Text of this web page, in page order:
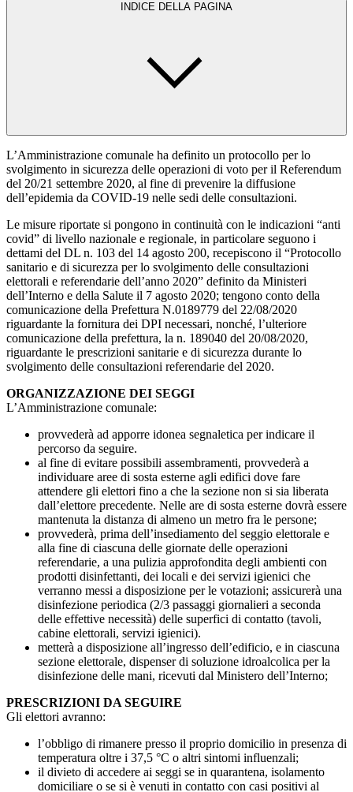
INDICE DELLA PAGINA
L’Amministrazione comunale ha definito un protocollo per lo
svolgimento in sicurezza delle operazioni di voto per il Referendum
del 20/21 settembre 2020, al fine di prevenire la diffusione
dell’epidemia da COVID-19 nelle sedi delle consultazioni.
Le misure riportate si pongono in continuità con le indicazioni “anti
covid” di livello nazionale e regionale, in particolare seguono i
dettami del DL n. 103 del 14 agosto 200, recepiscono il “Protocollo
sanitario e di sicurezza per lo svolgimento delle consultazioni
elettorali e referendarie dell’anno 2020” definito da Ministeri
dell’Interno e della Salute il 7 agosto 2020; tengono conto della
comunicazione della Prefettura N.0189779 del 22/08/2020
riguardante la fornitura dei DPI necessari, nonché, l’ulteriore
comunicazione della prefettura, la n. 189040 del 20/08/2020,
riguardante le prescrizioni sanitarie e di sicurezza durante lo
svolgimento delle consultazioni referendarie del 2020.
ORGANIZZAZIONE DEI SEGGI
L’Amministrazione comunale:
provvederà ad apporre idonea segnaletica per indicare il
percorso da seguire.
al fine di evitare possibili assembramenti, provvederà a
individuare aree di sosta esterne agli edifici dove fare
attendere gli elettori fino a che la sezione non si sia liberata
dall’elettore precedente. Nelle are di sosta esterne dovrà essere
mantenuta la distanza di almeno un metro fra le persone;
provvederà, prima dell’insediamento del seggio elettorale e
alla fine di ciascuna delle giornate delle operazioni
referendarie, a una pulizia approfondita degli ambienti con
prodotti disinfettanti, dei locali e dei servizi igienici che
verranno messi a disposizione per le votazioni; assicurerà una
disinfezione periodica (2/3 passaggi giornalieri a seconda
delle effettive necessità) delle superfici di contatto (tavoli,
cabine elettorali, servizi igienici).
metterà a disposizione all’ingresso dell’edificio, e in ciascuna
sezione elettorale, dispenser di soluzione idroalcolica per la
disinfezione delle mani, ricevuti dal Ministero dell’Interno;
PRESCRIZIONI DA SEGUIRE
Gli elettori avranno:
l’obbligo di rimanere presso il proprio domicilio in presenza di
temperatura oltre i 37,5 °C o altri sintomi influenzali;
il divieto di accedere ai seggi se in quarantena, isolamento
domiciliare o se si è venuti in contatto con casi positivi al